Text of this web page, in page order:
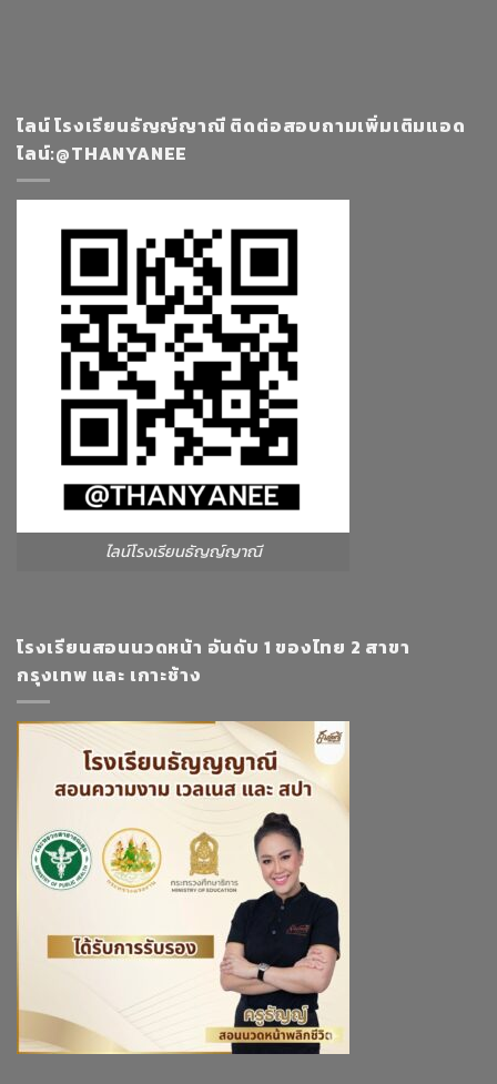
ไลน์ โรงเรียนธัญญ์ญาณี ติดต่อสอบถามเพิ่มเติมแอด
ไลน์:@THANYANEE
ไลน์โรงเรียนธัญญ์ญาณี
โรงเรียนสอนนวดหน้า อันดับ 1 ของไทย 2 สาขา
กรุงเทพ และ เกาะช้าง